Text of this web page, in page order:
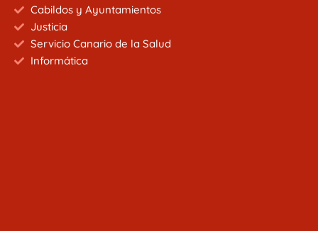
Cabildos y Ayuntamientos
Justicia
Servicio Canario de la Salud
Informática